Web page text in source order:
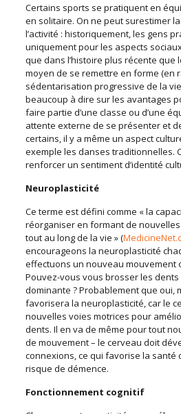
Certains sports se pratiquent en
en solitaire. On ne peut surestimer
l’activité : historiquement, les gens
uniquement pour les aspects sociaux
que dans l’histoire plus récente que
moyen de se remettre en forme (en
sédentarisation progressive de la
beaucoup à dire sur les avantages
faire partie d’une classe ou d’une
attente externe de se présenter et
certains, il y a même un aspect
exemple les danses traditionnelles.
renforcer un sentiment d’identité
Neuroplasticité
Ce terme est défini comme « la
réorganiser en formant de
tout au long de la vie » (
encourageons la neuroplasticité
effectuons un nouveau mouvement
Pouvez-vous vous brosser les
dominante ? Probablement que oui,
favorisera la neuroplasticité, car le
nouvelles voies motrices pour
dents. Il en va de même pour tout
de mouvement – le cerveau doit
connexions, ce qui favorise la santé
risque de démence.
Fonctionnement cognitif